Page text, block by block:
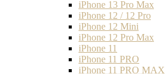
iPhone 13 Pro Max
iPhone 12 / 12 Pro
iPhone 12 Mini
iPhone 12 Pro Max
iPhone 11
iPhone 11 PRO
iPhone 11 PRO MAX